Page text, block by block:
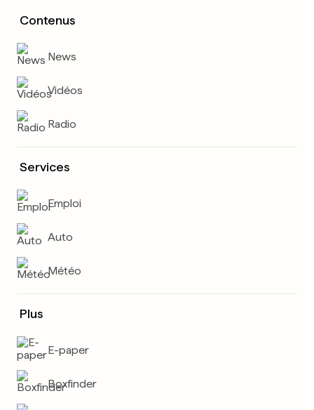
Contenus
News
Vidéos
Radio
Services
Emploi
Auto
Météo
Plus
E-paper
Boxfinder